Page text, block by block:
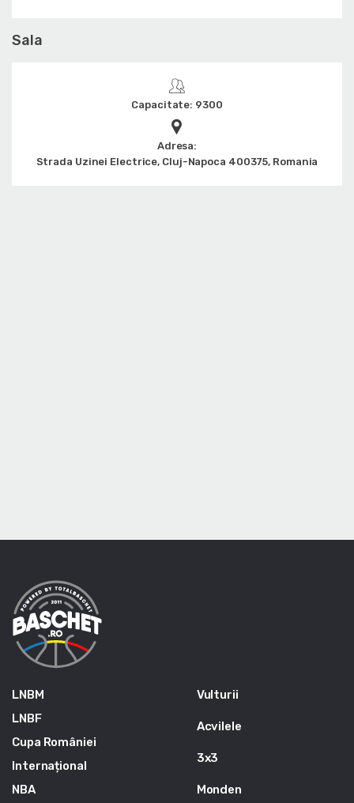
Sala
Capacitate: 9300
Adresa:
Strada Uzinei Electrice, Cluj-Napoca 400375, Romania
LNBM
LNBF
Cupa României
Internațional
NBA
Vulturii
Acvilele
3x3
Monden